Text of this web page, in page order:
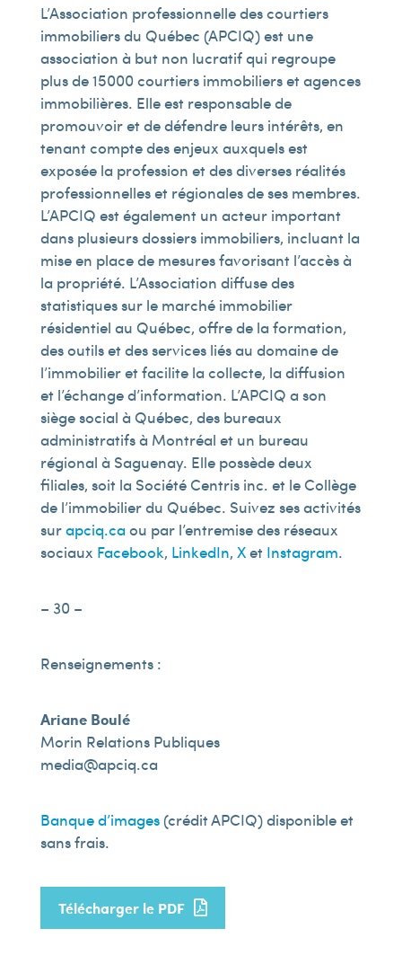
L’Association professionnelle des courtiers
immobiliers du Québec (APCIQ) est une
association à but non lucratif qui regroupe
plus de 15 000 courtiers immobiliers et agences
immobilières. Elle est responsable de
promouvoir et de défendre leurs intérêts, en
tenant compte des enjeux auxquels est
exposée la profession et des diverses réalités
professionnelles et régionales de ses membres.
L’APCIQ est également un acteur important
dans plusieurs dossiers immobiliers, incluant la
mise en place de mesures favorisant l’accès à
la propriété. L’Association diffuse des
statistiques sur le marché immobilier
résidentiel au Québec, offre de la formation,
des outils et des services liés au domaine de
l’immobilier et facilite la collecte, la diffusion
et l’échange d’information. L’APCIQ a son
siège social à Québec, des bureaux
administratifs à Montréal et un bureau
régional à Saguenay. Elle possède deux
filiales, soit la Société Centris inc. et le Collège
de l’immobilier du Québec. Suivez ses activités
surapciq.caou par l’entremise des réseaux
sociaux Facebook, LinkedIn, Xet Instagram.
– 30 –
Renseignements :
Ariane Boulé
Morin Relations Publiques
media@apciq.ca
Banque d’images(crédit APCIQ) disponible et
sans frais.
Télécharger le PDF